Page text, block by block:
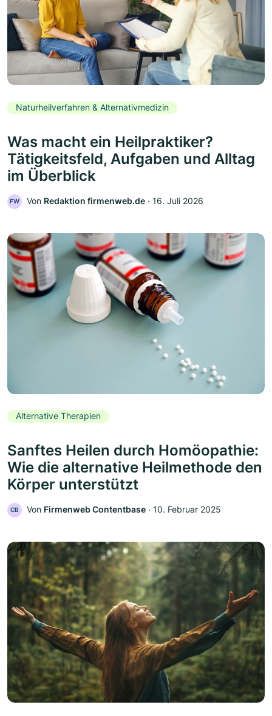
Naturheilverfahren & Alternativmedizin
Was macht ein Heilpraktiker?
Tätigkeitsfeld, Aufgaben und Alltag
im Überblick
FW Von Redaktion firmenweb.de ‧ 16. Juli 2026
Alternative Therapien
Sanftes Heilen durch Homöopathie:
Wie die alternative Heilmethode den
Körper unterstützt
CB Von Firmenweb Contentbase ‧ 10. Februar 2025